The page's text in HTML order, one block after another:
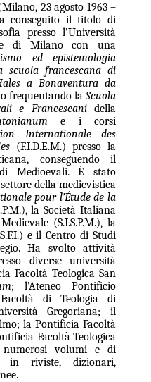
23 agosto 1963 –
conseguito il titolo di
presso l’Università
di Milano con una
ed epistemologia
scuola francescana di
a Bonaventura da
frequentando la Scuola
e Francescanidella
e i corsi
Internationale des
(F.I.D.E.M.) presso la
conseguendo il
Medioevali. È stato
della medievistica
pour l’Étude de la
la Società Italiana
(S.I.S.P.M.), la
e il Centro di Studi
Ha svolto attività
diverse università
Facoltà Teologica San
; l’Ateneo Pontificio
di Teologia di
Gregoriana; il
la Pontificia Facoltà
Facoltà Teologica
volumi e di
in riviste, dizionari,